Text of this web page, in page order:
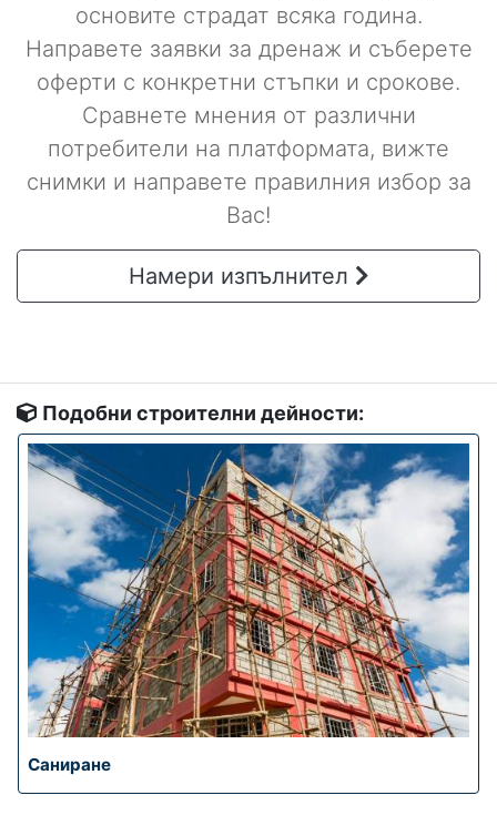
основите страдат всяка година.
Направете заявки за дренаж и съберете
оферти с конкретни стъпки и срокове.
Сравнете мнения от различни
потребители на платформата, вижте
снимки и направете правилния избор за
Вас!
Намери изпълнител
Подобни строителни дейности:
Саниране